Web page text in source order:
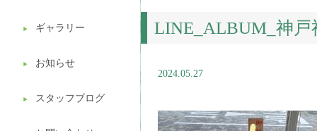
▶︎ ギャラリー
▶︎ お知らせ
▶︎ スタッフブログ
造園ガーデニング
植木処分
LINE_ALBUM_神戸
2024.05.27